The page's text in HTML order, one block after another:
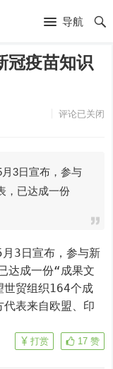
导航
冠疫苗知识
评论已关闭
3日宣布，参与
，已达成一份
达成一份“成果文
世贸组织164个成
表来自欧盟、印
17 赞
打赏